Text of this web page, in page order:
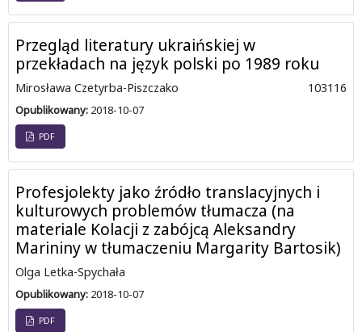
Przegląd literatury ukraińskiej w
przekładach na język polski po 1989 roku
Mirosława Czetyrba-Piszczako 103116
Opublikowany: 2018-10-07
PDF
Profesjolekty jako źródło translacyjnych i
kulturowych problemów tłumacza (na
materiale Kolacji z zabójcą Aleksandry
Marininy w tłumaczeniu Margarity Bartosik)
Olga Letka-Spychała
Opublikowany: 2018-10-07
PDF